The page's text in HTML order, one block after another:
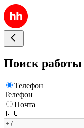
Поиск работы
Телефон
Телефон
Почта
🇷🇺